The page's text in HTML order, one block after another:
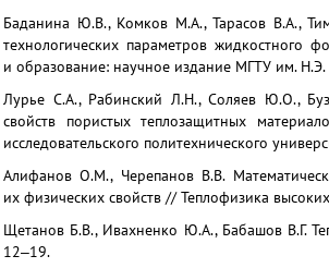
Баданина Ю.В., Комков М.А., Тарасов В.А.,
технологических параметров жидкостного
и образование: научное издание МГТУ им.
Лурье С.А., Рабинский Л.Н., Соляев Ю.О.,
свойств пористых теплозащитных
исследовательского политехнического
Алифанов О.М., Черепанов В.В.
их физических свойств // Теплофизика
Щетанов Б.В., Ивахненко Ю.А., Бабашов В.Г.
12‒19.